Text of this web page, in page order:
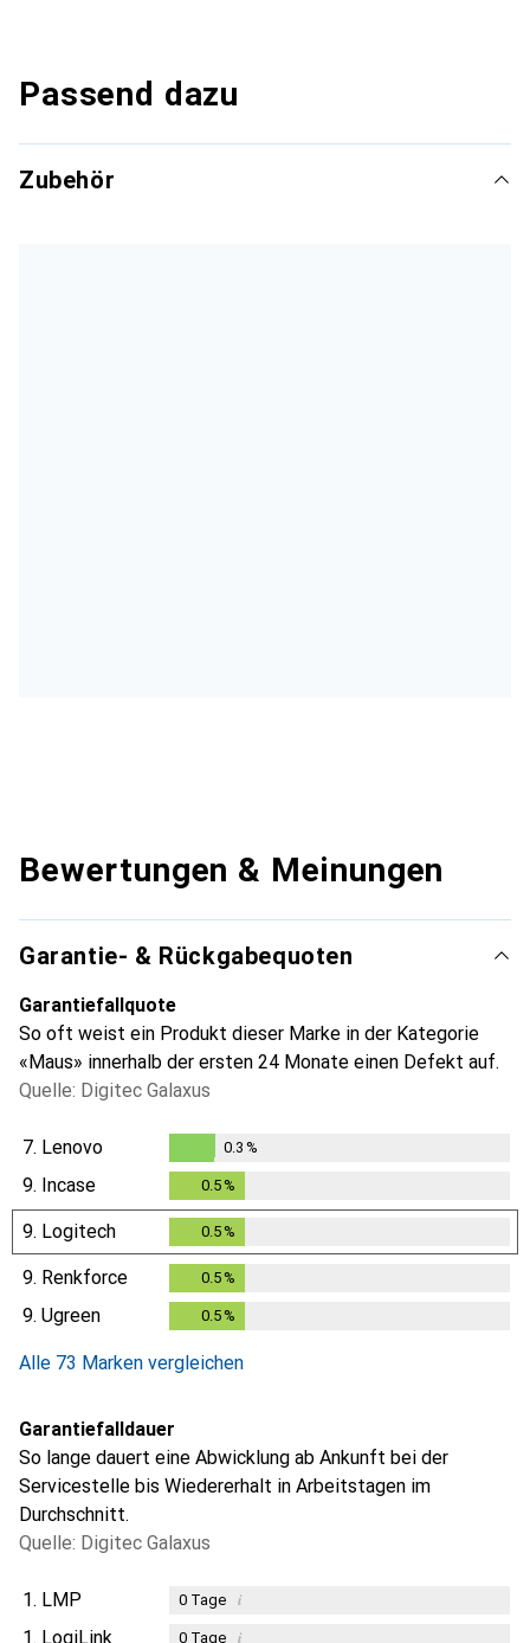
Passend dazu
Zubehör
Bewertungen & Meinungen
Garantie- & Rückgabequoten
Garantiefallquote
So oft weist ein Produkt dieser Marke in der Kategorie
«Maus» innerhalb der ersten 24 Monate einen Defekt auf.
Quelle: Digitec Galaxus
7. Lenovo
0.3%
0.3 %
9. Incase 0.5%
9. Logitech 0.5%
9. Renkforce 0.5%
9. Ugreen 0.5%
Alle 73 Marken vergleichen
Garantiefalldauer
So lange dauert eine Abwicklung ab Ankunft bei der
Servicestelle bis Wiedererhalt in Arbeitstagen im
Durchschnitt.
Quelle: Digitec Galaxus
1. LMP 0Tage i
1. LogiLink 0Tage i